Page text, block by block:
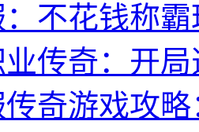
不花钱称
传奇：开
奇游戏攻